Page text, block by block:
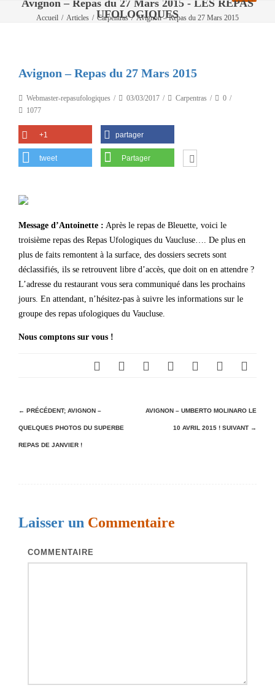
Avignon – Repas du 27 Mars 2015 - LES REPAS
UFOLOGIQUES
Accueil / Articles / Carpentras / Avignon – Repas du 27 Mars 2015
Avignon – Repas du 27 Mars 2015
Webmaster-repasufologiques 03/03/2017 Carpentras
0
1077
+1 partager
tweet Partager
Message d’Antoinette : Après le repas de Bleuette, voici le
troisième repas des Repas Ufologiques du Vaucluse…. De plus en
plus de faits remontent à la surface, des dossiers secrets sont
déclassifiés, ils se retrouvent libre d’accès, que doit on en attendre ?
L’adresse du restaurant vous sera communiqué dans les prochains
jours. En attendant, n’hésitez-pas à suivre les informations sur le
groupe des repas ufologiques du Vaucluse.
Nous comptons sur vous !
N
a
v
t
← PRÉCÉDENT; AVIGNON –
QUELQUES PHOTOS DU SUPERBE
REPAS DE JANVIER !
AVIGNON – UMBERTO MOLINARO LE
10 AVRIL 2015 ! SUIVANT →
Laisser un Commentaire
COMMENTAIRE